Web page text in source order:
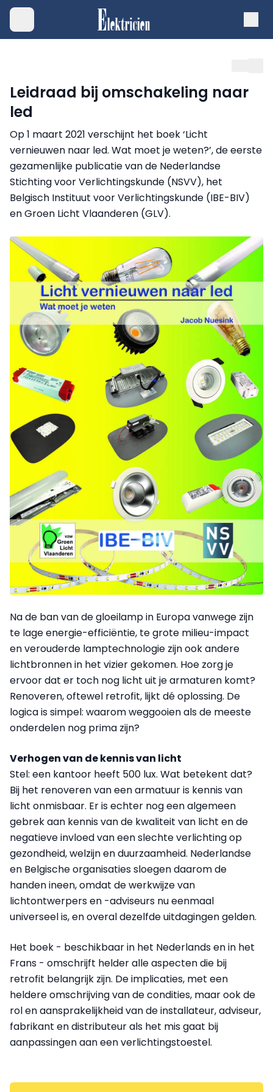
Leidraad bij omschakeling naar
led
Op 1 maart 2021 verschijnt het boek ‘Licht
vernieuwen naar led. Wat moet je weten?’, de eerste
gezamenlijke publicatie van de Nederlandse
Stichting voor Verlichtingskunde (NSVV), het
Belgisch Instituut voor Verlichtingskunde (IBE-BIV)
en Groen Licht Vlaanderen (GLV).
Na de ban van de gloeilamp in Europa vanwege zijn
te lage energie-efficiëntie, te grote milieu-impact
en verouderde lamptechnologie zijn ook andere
lichtbronnen in het vizier gekomen. Hoe zorg je
ervoor dat er toch nog licht uit je armaturen komt?
Renoveren, oftewel retrofit, lijkt dé oplossing. De
logica is simpel: waarom weggooien als de meeste
onderdelen nog prima zijn?
Verhogen van de kennis van licht
Stel: een kantoor heeft 500 lux. Wat betekent dat?
Bij het renoveren van een armatuur is kennis van
licht onmisbaar. Er is echter nog een algemeen
gebrek aan kennis van de kwaliteit van licht en de
negatieve invloed van een slechte verlichting op
gezondheid, welzijn en duurzaamheid. Nederlandse
en Belgische organisaties sloegen daarom de
handen ineen, omdat de werkwijze van
lichtontwerpers en -adviseurs nu eenmaal
universeel is, en overal dezelfde uitdagingen gelden.
Het boek - beschikbaar in het Nederlands en in het
Frans - omschrijft helder alle aspecten die bij
retrofit belangrijk zijn. De implicaties, met een
heldere omschrijving van de condities, maar ook de
rol en aansprakelijkheid van de installateur, adviseur,
fabrikant en distributeur als het mis gaat bij
aanpassingen aan een verlichtingstoestel.